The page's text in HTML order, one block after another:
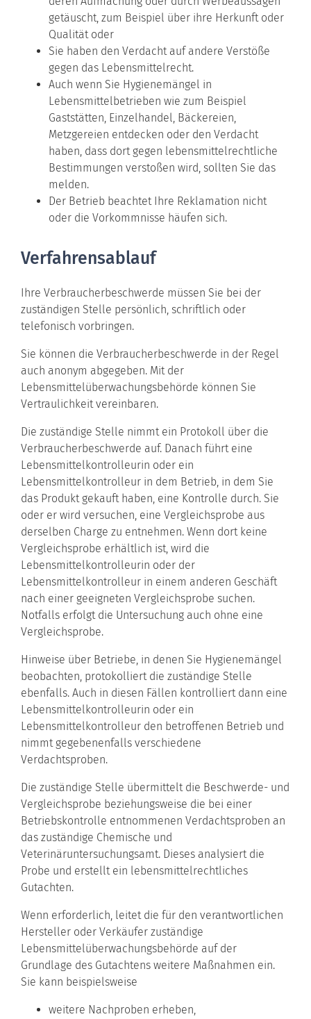
getäuscht, zum Beispiel über ihre Herkunft oder
Qualitätoder
Sie haben den Verdacht auf andere Verstöße
gegen das Lebensmittelrecht.
Auch wenn Sie Hygienemängel in
Lebensmittelbetrieben wie zum Beispiel
Gaststätten, Einzelhandel, Bäckereien,
Metzgereien entdecken oder den Verdacht
haben, dass dort gegen lebensmittelrechtliche
Bestimmungen verstoßen wird, sollten Sie das
melden.
Der Betrieb beachtet Ihre Reklamation nicht
oder die Vorkommnisse häufen sich.
Verfahrensablauf
Ihre Verbraucherbeschwerde müssen Sie bei der
zuständigen Stelle persönlich, schriftlich oder
telefonisch vorbringen.
Sie können die Verbraucherbeschwerde in der Regel
auch anonym abgegeben. Mit der
Lebensmittelüberwachungsbehörde können Sie
Vertraulichkeit vereinbaren.
Die zuständige Stelle nimmt ein Protokoll über die
Verbraucherbeschwerde auf. Danach führt eine
Lebensmittelkontrolleurin oder ein
Lebensmittelkontrolleur in dem Betrieb, in dem Sie
das Produkt gekauft haben, eine Kontrolle durch. Sie
oder er wird versuchen, eine Vergleichsprobe aus
derselben Charge zu entnehmen. Wenn dort keine
Vergleichsprobe erhältlich ist, wird die
Lebensmittelkontrolleurin oder der
Lebensmittelkontrolleur in einem anderen Geschäft
nach einer geeigneten Vergleichsprobe suchen.
Notfalls erfolgt die Untersuchung auch ohne eine
Vergleichsprobe.
Hinweise über Betriebe, in denen Sie Hygienemängel
beobachten, protokolliert die zuständige Stelle
ebenfalls. Auch in diesen Fällen kontrolliert dann eine
Lebensmittelkontrolleurin oder ein
Lebensmittelkontrolleur den betroffenen Betrieb und
nimmt gegebenenfalls verschiedene
Verdachtsproben.
Die zuständige Stelle übermittelt die Beschwerde- und
Vergleichsprobe beziehungsweise die bei einer
Betriebskontrolle entnommenen Verdachtsproben an
das zuständige Chemische und
Veterinäruntersuchungsamt. Dieses analysiert die
Probe und erstellt ein lebensmittelrechtliches
Gutachten.
Wenn erforderlich, leitet die für den verantwortlichen
Hersteller oder Verkäufer zuständige
Lebensmittelüberwachungsbehörde auf der
Grundlage des Gutachtens weitere Maßnahmen ein.
Sie kann beispielsweise
weitere Nachproben erheben,